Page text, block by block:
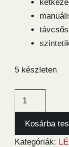
5 készleten
Artemis
Rex
Kosárba
Kategóriák: